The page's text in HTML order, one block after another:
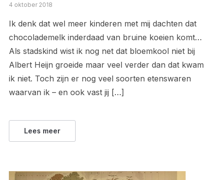
4 oktober 2018
Ik denk dat wel meer kinderen met mij dachten dat
chocolademelk inderdaad van bruine koeien komt…
Als stadskind wist ik nog net dat bloemkool niet bij
Albert Heijn groeide maar veel verder dan dat kwam
ik niet. Toch zijn er nog veel soorten etenswaren
waarvan ik – en ook vast jij […]
Lees meer